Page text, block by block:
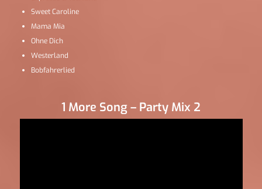
Sweet Caroline
Mama Mia
Ohne Dich
Westerland
Bobfahrerlied
1 More Song – Party Mix 2